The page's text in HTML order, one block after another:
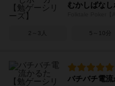
むかしばなし
2～3人 5～10分
バチバチ電流